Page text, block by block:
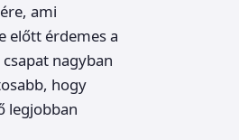
ami
előtt érdemes a
nagyban
hogy
legjobban